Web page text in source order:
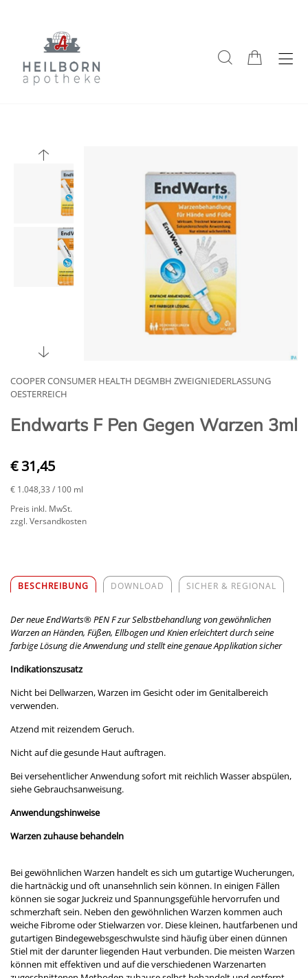
COOPER CONSUMER HEALTH DEGMBH ZWEIGNIEDERLASSUNG
OESTERREICH
Endwarts F Pen Gegen Warzen 3ml
€ 31,45
€ 1.048,33 / 100 ml
Preis inkl. MwSt.
zzgl. Versandkosten
BESCHREIBUNG DOWNLOAD SICHER & REGIONAL
Der neue EndWarts®PEN F zur Selbstbehandlung von gewöhnlichen
Warzen an Händen, Füßen, Ellbogen und Knien erleichtert durch seine
farbige Lösung die Anwendung und stellt eine genaue Applikation sicher
Indikationszusatz
Nicht bei Dellwarzen, Warzen im Gesicht oder im Genitalbereich
verwenden.
Atzend mit reizendem Geruch.
Nicht auf die gesunde Haut auftragen.
Bei versehentlicher Anwendung sofort mit reichlich Wasser abspülen,
siehe Gebrauchsanweisung.
Anwendungshinweise
Warzen zuhause behandeln
Bei gewöhnlichen Warzen handelt es sich um gutartige Wucherungen,
die hartnäckig und oft unansehnlich sein können. In einigen Fällen
können sie sogar Juckreiz und Spannungsgefühle hervorrufen und
schmerzhaft sein. Neben den gewöhnlichen Warzen kommen auch
weiche Fibrome oder Stielwarzen vor. Diese kleinen, hautfarbenen und
gutartigen Bindegewebsgeschwulste sind häufig über einen dünnen
Stiel mit der darunter liegenden Haut verbunden. Die meisten Warzen
können mit effektiven und auf die verschiedenen Warzenarten